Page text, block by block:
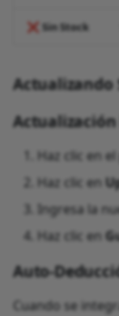
❌ Sin Stock
Actualizando
Haz clic en
Haz clic en
Ingresa la
Haz clic en
Auto-
Cuando se